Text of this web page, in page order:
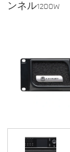
導入事例
トレーニング
ンネル1200W